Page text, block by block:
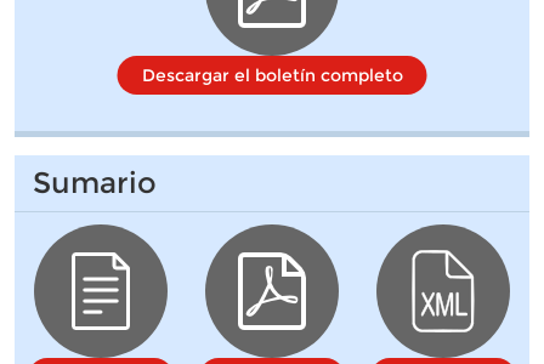
Descargar el boletín completo
Sumario